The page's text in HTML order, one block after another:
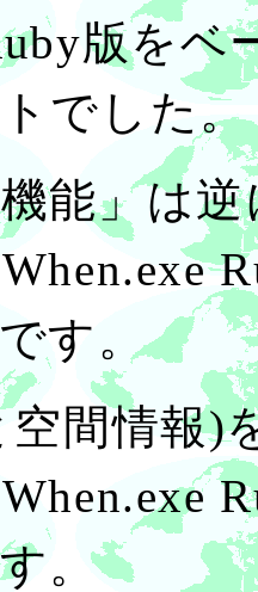
版を
でした。
能」は
す。
空間情報)
。